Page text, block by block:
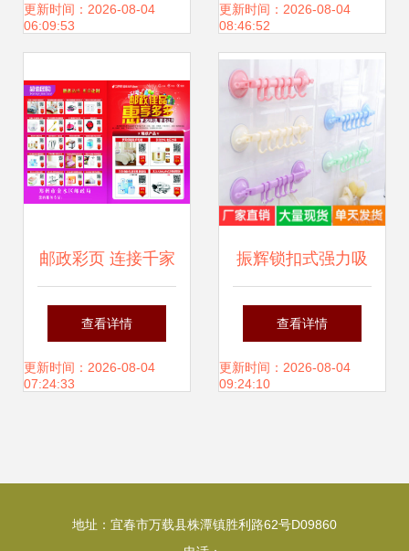
的精致日用百货之
更新时间：2026-08-04
06:09:53
指南
更新时间：2026-08-04
08:46:52
邮政彩页 连接千家
万户的日用百货新
选择
查看详情
更新时间：2026-08-04
07:24:33
振辉锁扣式强力吸
盘挂钩 厨房与浴室
的免钉收纳专家
查看详情
更新时间：2026-08-04
09:24:10
地址：宜春市万载县株潭镇胜利路62号D09860